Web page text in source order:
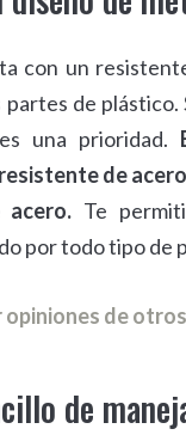
con un
de
una prioridad.
de
Te
por todo tipo de
opiniones de
de